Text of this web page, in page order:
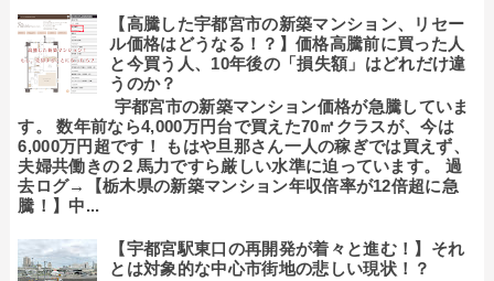
【高騰した宇都宮市の新築マンション、リセー
ル価格はどうなる！？】価格高騰前に買った人
と今買う人、10年後の「損失額」はどれだけ違
うのか？
宇都宮市の新築マンション価格が急騰していま
す。 数年前なら4,000万円台で買えた70㎡クラスが、今は
6,000万円超です！ もはや旦那さん一人の稼ぎでは買えず、
夫婦共働きの２馬力ですら厳しい水準に迫っています。 過
去ログ→【栃木県の新築マンション年収倍率が12倍超に急
騰！】中...
【宇都宮駅東口の再開発が着々と進む！】それ
とは対象的な中心市街地の悲しい現状！？